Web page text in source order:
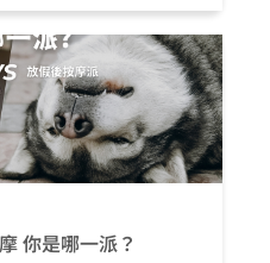
你是哪一派？